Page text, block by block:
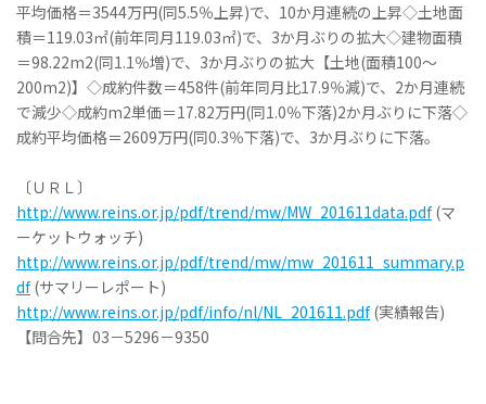
平均価格＝3544万円(同5.5％上昇)で、10か月連続の上昇◇土地面
積＝119.03㎡(前年同月119.03㎡)で、3か月ぶりの拡大◇建物面積
＝98.22m2(同1.1％増)で、3か月ぶりの拡大【土地(面積100～
200m2)】◇成約件数＝458件(前年同月比17.9％減)で、2か月連続
で減少◇成約m2単価＝17.82万円(同1.0％下落)2か月ぶりに下落◇
成約平均価格＝2609万円(同0.3％下落)で、3か月ぶりに下落。
〔ＵＲＬ〕
http://www.reins.or.jp/pdf/trend/mw/MW_201611data.pdf(マ
ーケットウォッチ)
http://www.reins.or.jp/pdf/trend/mw/mw_201611_summary.p
df(サマリーレポート)
http://www.reins.or.jp/pdf/info/nl/NL_201611.pdf(実績報告)
【問合先】03－5296－9350